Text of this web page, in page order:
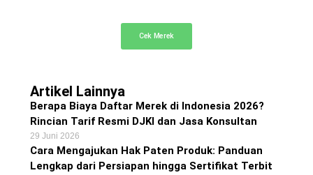
Cek Merek
Artikel Lainnya
Berapa Biaya Daftar Merek di Indonesia 2026?
Rincian Tarif Resmi DJKI dan Jasa Konsultan
29 Juni 2026
Cara Mengajukan Hak Paten Produk: Panduan
Lengkap dari Persiapan hingga Sertifikat Terbit